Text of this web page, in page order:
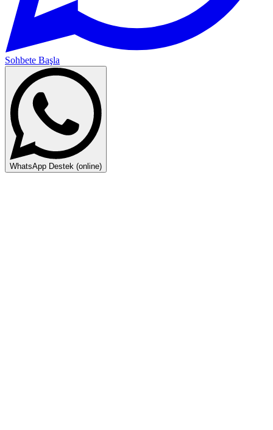
Sohbete Başla
WhatsApp Destek (online)